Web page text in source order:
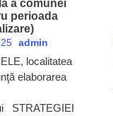
a comunei
perioada
admin
localitatea
elaborarea
STRATEGIEI